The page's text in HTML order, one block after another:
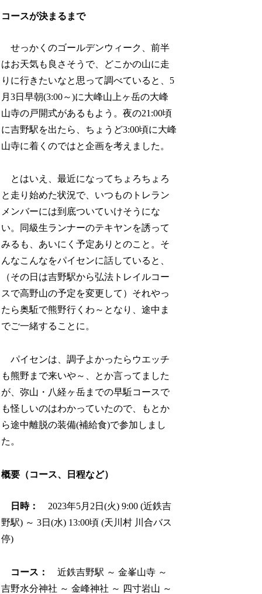
コースが決まるまで
せっかくのゴールデンウィーク、前半
はお天気も良さそうで、どこかの山に走
りに行きたいなと思って調べていると、5
月3日早朝(3:00～)に大峰山上ヶ岳の大峰
山寺の戸開式があるもよう。夜の21:00頃
に吉野駅を出たら、ちょうど3:00頃に大峰
山寺に着くのではと企画を考えました。
とはいえ、最近になってちょろちょろ
と走り始めた状況で、いつものトレラン
メンバーには到底ついていけそうにな
い。同級生ランナーのテキヤンを誘って
みるも、あいにく予定ありとのこと。そ
んなこんなをパイセンに話していると、
（その日は吉野駅から弘法トレイルコー
スで高野山の予定を変更して）それやっ
たら奥駈で熊野行くわ～となり、途中ま
でご一緒することに。
パイセンは、調子よかったらウエッチ
も熊野まで来いや～、とか言ってました
が、弥山・八経ヶ岳までの早駈コースで
も怪しいのはわかっていたので、もとか
ら途中離脱の装備(補給食)で参加しまし
た。
概要（コース、日程など）
日時：
2023年5月2日(火) 9:00 (近鉄吉
野駅) ～ 3日(水) 13:00頃 (天川村 川合バス
停)
コース：
近鉄吉野駅 ～ 金峯山寺 ～
吉野水分神社 ～ 金峰神社 ～ 四寸岩山 ～